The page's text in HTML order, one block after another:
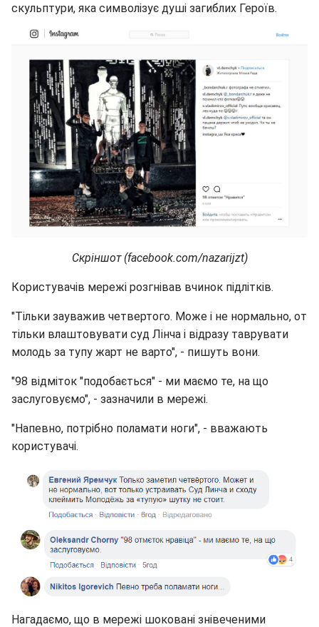
скульптури, яка символізує душі загиблих Героїв.
Скріншот (facebook.com/nazarijzt)
Користувачів мережі розгнівав вчинок підлітків.
"Тільки зауважив четвертого. Може і не нормально, от
тільки влаштовувати суд Лінча і відразу таврувати
молодь за тупу жарт не варто", - пишуть вони.
"98 відміток "подобається" - ми маємо те, на що
заслуговуємо", - зазначили в мережі.
"Напевно, потрібно поламати ноги", - вважають
користувачі.
Нагадаємо, що в мережі шоковані знівеченими